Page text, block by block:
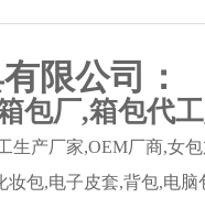
限公司：
包厂,箱包代
产厂家,OEM厂商,女
妆包,电子皮套,背包,电